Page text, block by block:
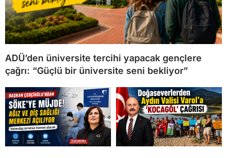
ADÜ’den üniversite tercihi yapacak gençlere
çağrı: “Güçlü bir üniversite seni bekliyor”